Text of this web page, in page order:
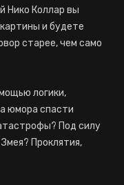
Нико Коллар вы
и будете
старее, чем само
логики,
юмора спасти
Под силу
Проклятия,